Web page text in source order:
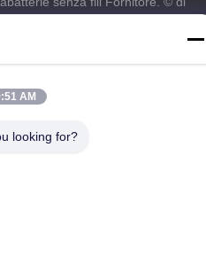
|Mappa del sito
Superior Technology Co., Ltd. .
AM
looking for?